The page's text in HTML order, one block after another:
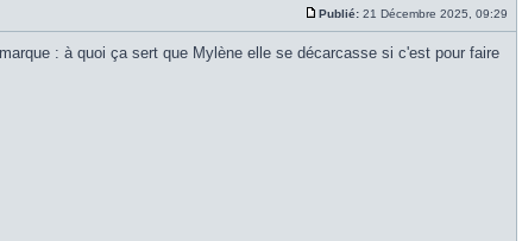
Publié:21 Décembre 2025, 09:29
: à quoi ça sert que Mylène elle se décarcasse si c'est pour faire